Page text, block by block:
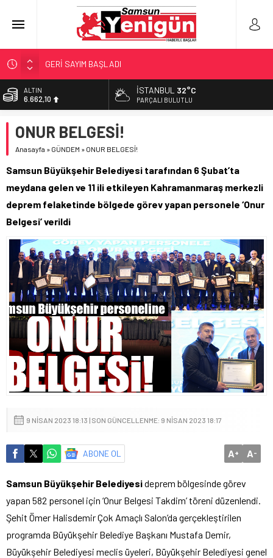
GERİ SAYIM BAŞLADI
SAMSUNSPOR’DA HEDEF 5’İNCİLİK!
‘BAFRA’YA YATIRIM YAPIN!’
YÖNETİCİ SEÇERKEN YAPILAN EN BÜYÜK HATALAR
ALTIN
6.662,10
13.779,39
DOLAR
55,1824
İSTANBUL 32°C
PARÇALI BULUTLU
ONUR BELGESİ!
Anasayfa » GÜNDEM » ONUR BELGESİ!
Samsun Büyükşehir Belediyesi tarafından 6 Şubat’ta
meydana gelen ve 11 ili etkileyen Kahramanmaraş merkezli
deprem felaketinde bölgede görev yapan personele ‘Onur
Belgesi’ verildi
9 NISAN 2023 18:13 | SON GÜNCELLENME: 9 NISAN 2023 18:17
ABONE OL A+ A-
Samsun Büyükşehir Belediyesideprem bölgesinde görev
yapan 582 personel için ‘Onur Belgesi Takdim’ töreni düzenlendi.
Şehit Ömer Halisdemir Çok Amaçlı Salon’da gerçekleştirilen
programda Büyükşehir Belediye Başkanı Mustafa Demir,
Büyükşehir Belediyesi meclis üyeleri, Büyükşehir Belediyesi genel